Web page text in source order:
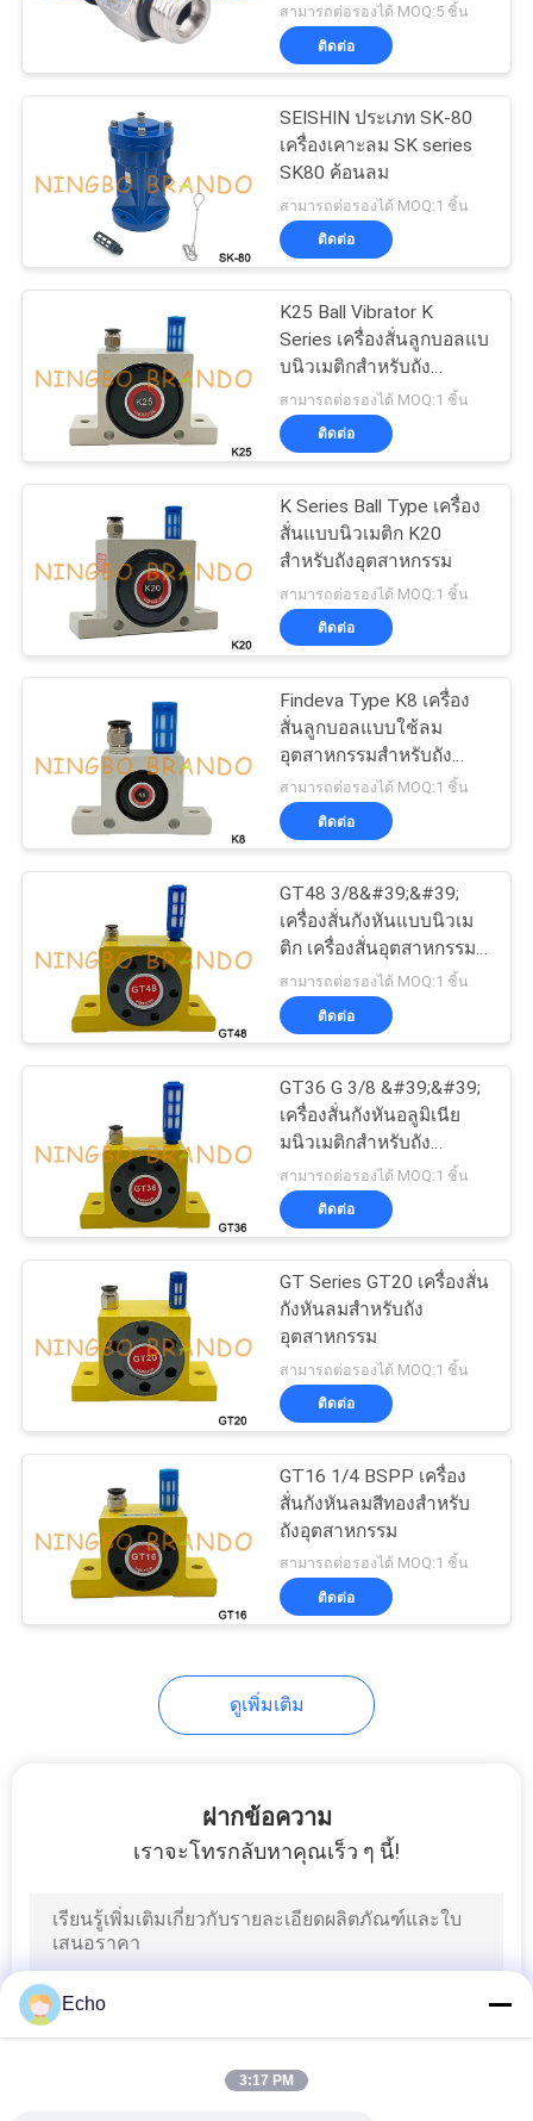
NEWS
แผนผัง
เว็บไซต์
นโยบาย
ความ
ส่วน
กระดองโซลินอยด์
วาล์ว
495
Pulse Jet Valve
วาล์ว Solenoid
ทำความเย็น
485
ข้อต่อท่อแบบนิวเม
ติก
กระบอกลมนิวเมติก
233
ตัวกรองน้ำมันหล่อ
ลื่น
วาล์วไฮดรอลิก
ขั้วต่อคอยล์ Solenoid
Coil
สามารถต่อรองได้ MOQ:5 ชิ้น
ติดต่อ
SEISHIN ประเภท SK-80
เครื่องเคาะลม SK series
SK80 ค้อนลม
สามารถต่อรองได้ MOQ:1 ชิ้น
ติดต่อ
K25 Ball Vibrator K
Series เครื่องสั่นลูกบอลแบ
บนิวเมติกสำหรับถัง
อุตสาหกรรม
สามารถต่อรองได้ MOQ:1 ชิ้น
ติดต่อ
K Series Ball Type เครื่อง
สั่นแบบนิวเมติก K20
สำหรับถังอุตสาหกรรม
สามารถต่อรองได้ MOQ:1 ชิ้น
ติดต่อ
Findeva Type K8 เครื่อง
สั่นลูกบอลแบบใช้ลม
อุตสาหกรรมสำหรับถัง
ซีเมนต์ผงอุตสาหกรรม
สามารถต่อรองได้ MOQ:1 ชิ้น
ติดต่อ
GT48 3/8&#39;&#39;
เครื่องสั่นกังหันแบบนิวเม
ติก เครื่องสั่นอุตสาหกรรมสี
ทองเงียบสำหรับ Hopper
Golden
สามารถต่อรองได้ MOQ:1 ชิ้น
ติดต่อ
GT36 G 3/8 &#39;&#39;
เครื่องสั่นกังหันอลูมิเนีย
มนิวเมติกสำหรับถัง
อุตสาหกรรม
สามารถต่อรองได้ MOQ:1 ชิ้น
ติดต่อ
GT Series GT20 เครื่องสั่น
กังหันลมสำหรับถัง
อุตสาหกรรม
สามารถต่อรองได้ MOQ:1 ชิ้น
ติดต่อ
GT16 1/4 BSPP เครื่อง
สั่นกังหันลมสีทองสำหรับ
ถังอุตสาหกรรม
สามารถต่อรองได้ MOQ:1 ชิ้น
ติดต่อ
ดูเพิ่มเติม
ฝากข้อความ
เราจะโทรกลับหาคุณเร็ว ๆ นี้!
Echo
3:17 PM